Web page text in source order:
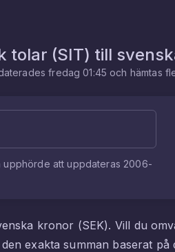
tolar (SIT) till
fredag 01:45 och hämtas
upphörde att uppdateras 2006-
kronor (SEK). Vill du
exakta summan baserat på